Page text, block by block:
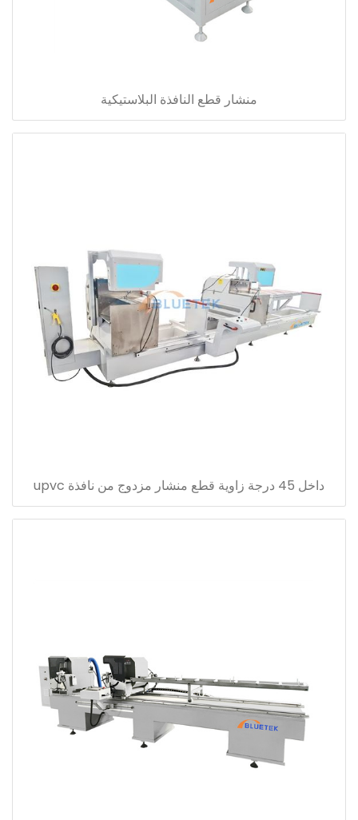
منشار قطع النافذة البلاستيكية
داخل 45 درجة زاوية قطع منشار مزدوج من نافذة upvc